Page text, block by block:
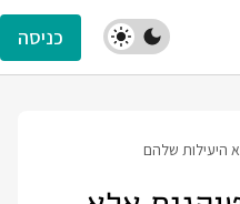
כניסה
היעילות שלהם